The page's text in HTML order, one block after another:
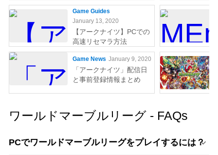
やりましょう
Game Guides
January 13, 2020
【アークナイツ】PCでの
高速リセマラ方法
Game News January 9, 2020
「アークナイツ」配信日
と事前登録情報まとめ
ワールドマーブルリーグ - FAQs
PCでワールドマーブルリーグをプレイするには？